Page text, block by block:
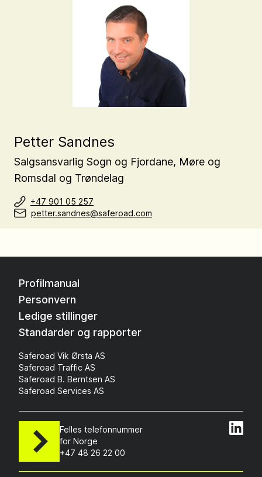
Petter Sandnes
Salgsansvarlig Sogn og Fjordane, Møre og
Romsdal og Trøndelag
+47 901 05 257
petter.sandnes@saferoad.com
Profilmanual
Personvern
Ledige stillinger
Standarder og rapporter
Saferoad Vik Ørsta AS
Saferoad Traffic AS
Saferoad B. Berntsen AS
Saferoad Services AS
Felles telefonnummer
for Norge
+47 48 26 22 00